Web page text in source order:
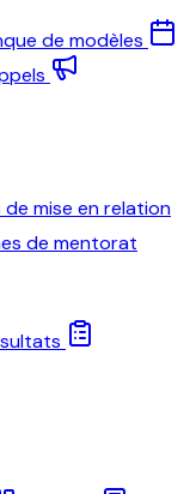
de modèles
de mise en relation
de mentorat